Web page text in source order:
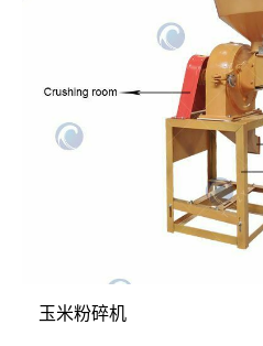
玉米粉碎机